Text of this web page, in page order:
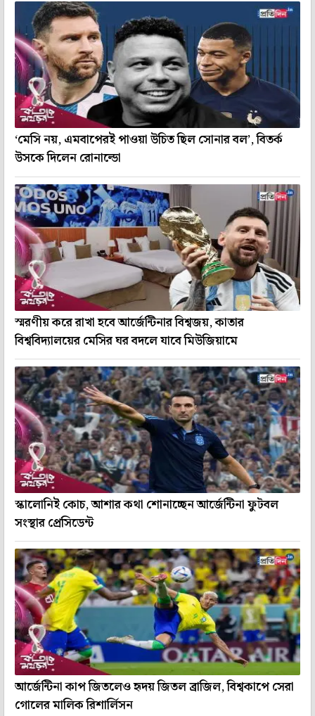
‘মেসি নয়, এমবাপেরই পাওয়া উচিত ছিল সোনার বল’, বিতর্ক
উসকে দিলেন রোনাল্ডো
স্মরণীয় করে রাখা হবে আর্জেন্টিনার বিশ্বজয়, কাতার
বিশ্ববিদ্যালয়ের মেসির ঘর বদলে যাবে মিউজিয়ামে
স্কালোনিই কোচ, আশার কথা শোনাচ্ছেন আর্জেন্টিনা ফুটবল
সংস্থার প্রেসিডেন্ট
আর্জেন্টিনা কাপ জিতলেও হৃদয় জিতল ব্রাজিল, বিশ্বকাপে সেরা
গোলের মালিক রিশার্লিসন